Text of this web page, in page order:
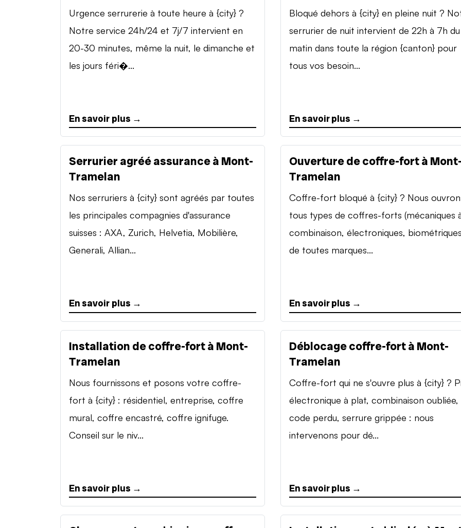
Urgence serrurerie à toute heure à {city} ?
Notre service 24h/24 et 7j/7 intervient en
20-30 minutes, même la nuit, le dimanche et
les jours féri�...
En savoir plus →
Bloqué dehors à {city} en pleine nuit ?
serrurier de nuit intervient de 22h à 7h du
matin dans toute la région {canton} pour
tous vos besoin...
En savoir plus →
Serrurier agréé assurance à Mont-
Tramelan
Nos serruriers à {city} sont agréés par toutes
les principales compagnies d'assurance
suisses : AXA, Zurich, Helvetia, Mobilière,
Generali, Allian...
En savoir plus →
Ouverture de coffre-fort à
Tramelan
Coffre-fort bloqué à {city} ? Nous
tous types de coffres-forts (mécaniques
combinaison, électroniques,
de toutes marques...
En savoir plus →
Installation de coffre-fort à Mont-
Tramelan
Nous fournissons et posons votre coffre-
fort à {city} : résidentiel, entreprise, coffre
mural, coffre encastré, coffre ignifuge.
Conseil sur le niv...
En savoir plus →
Déblocage coffre-fort à Mont-
Tramelan
Coffre-fort qui ne s'ouvre plus à {city} ?
électronique à plat, combinaison oubliée,
code perdu, serrure grippée : nous
intervenons pour dé...
En savoir plus →